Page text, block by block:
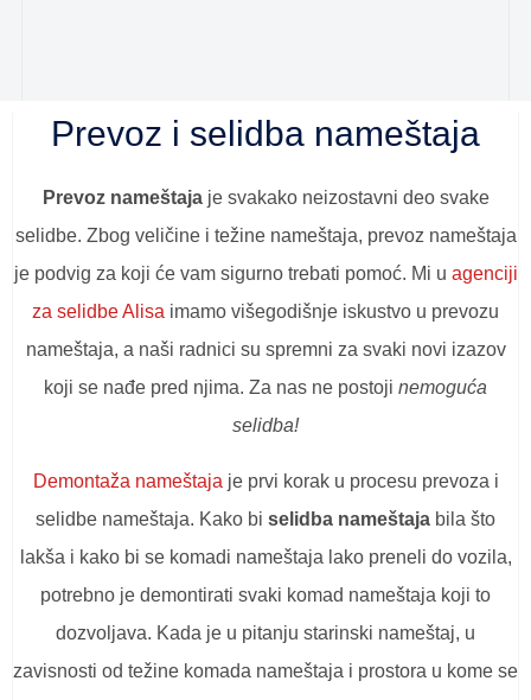
Prevoz i selidba nameštaja
Prevoz nameštajaje svakako neizostavni deo svake
selidbe. Zbog veličine i težine nameštaja, prevoz nameštaja
je podvig za koji će vam sigurno trebati pomoć. Mi u agenciji
za selidbe Alisa imamo višegodišnje iskustvo u prevozu
nameštaja, a naši radnici su spremni za svaki novi izazov
koji se nađe pred njima. Za nas ne postoji nemoguća
selidba!
Demontaža nameštaja je prvi korak u procesu prevoza i
selidbe nameštaja. Kako bi selidba nameštaja bila što
lakša i kako bi se komadi nameštaja lako preneli do vozila,
potrebno je demontirati svaki komad nameštaja koji to
dozvoljava. Kada je u pitanju starinski nameštaj, u
zavisnosti od težine komada nameštaja i prostora u kome se